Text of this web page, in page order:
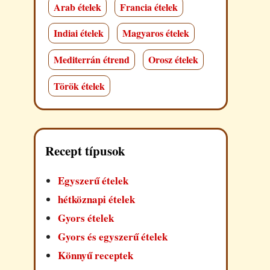
Arab ételek
Francia ételek
Indiai ételek
Magyaros ételek
Mediterrán étrend
Orosz ételek
Török ételek
Recept típusok
Egyszerű ételek
hétköznapi ételek
Gyors ételek
Gyors és egyszerű ételek
Könnyű receptek